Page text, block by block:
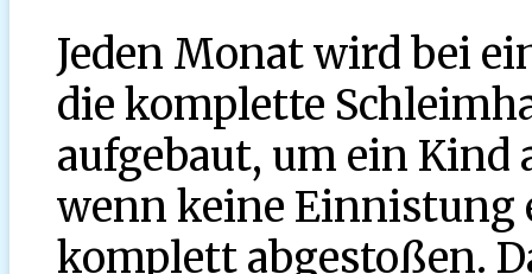
Jeden Monat wird bei
die komplette
aufgebaut, um ein
wenn keine Einnistung
komplett abgestoßen.